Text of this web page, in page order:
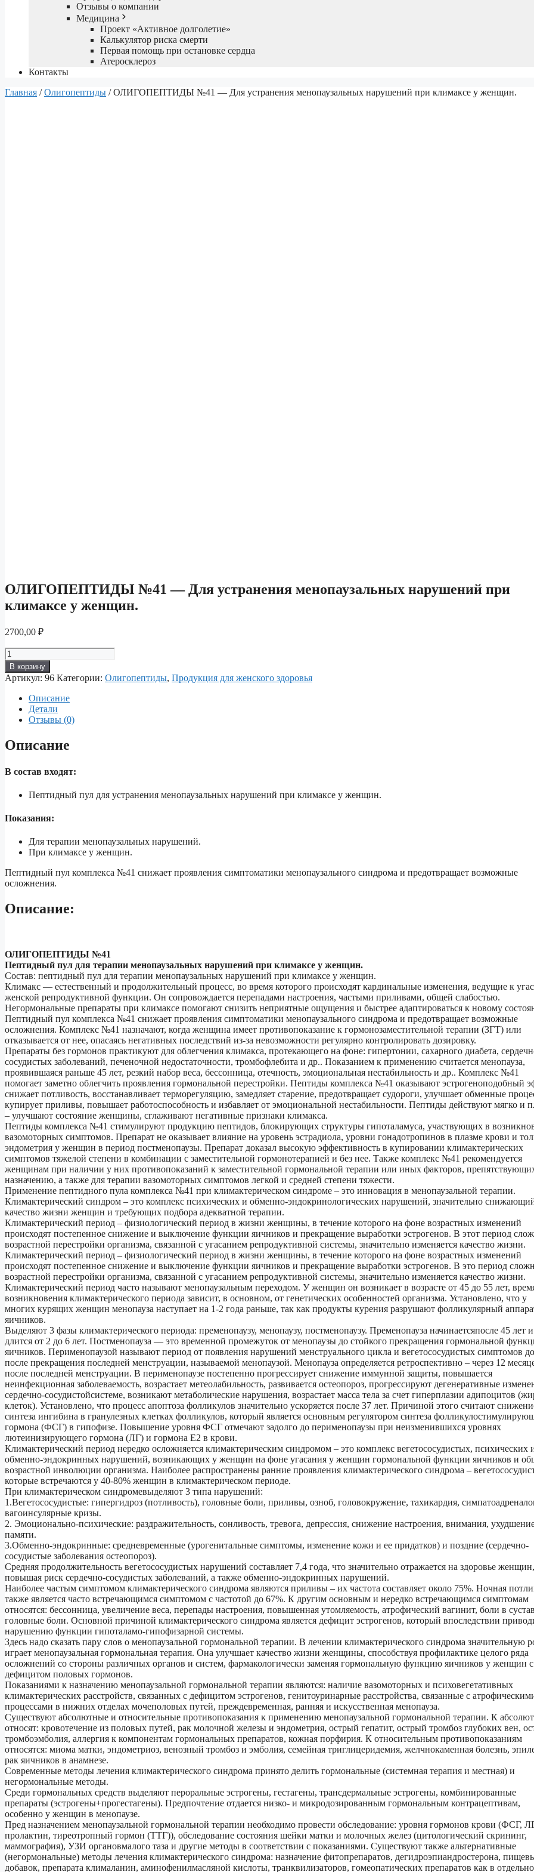
Отзывы о компании
Медицина
Проект «Активное долголетие»
Калькулятор риска смерти
Первая помощь при остановке сердца
Атеросклероз
Контакты
Главная /Олигопептиды / ОЛИГОПЕПТИДЫ №41 — Для устранения менопаузальных нарушений при климаксе у женщин.
ОЛИГОПЕПТИДЫ №41 — Для устранения менопаузальных нарушений при
климаксе у женщин.
2700,00 ₽
Количество
товара
ОЛИГОПЕПТИДЫ
№41
Для
устранения
менопаузальных
нарушений
при
у
В корзину
Артикул: 96 Категории: Олигопептиды, Продукция для женского здоровья
Описание
Детали
Отзывы (0)
Описание
В состав входят:
Пептидный пул для устранения менопаузальных нарушений при климаксе у женщин.
Показания:
Для терапии менопаузальных нарушений.
При климаксе у женщин.
Пептидный пул комплекса №41 снижает проявления симптоматики менопаузального синдрома и предотвращает возможные
осложнения.
Описание:
ОЛИГОПЕПТИДЫ №41
Пептидный пул для терапии менопаузальных нарушений при климаксе у женщин.
Состав: пептидный пул для терапии менопаузальных нарушений при климаксе у женщин.
Климакс — естественный и продолжительный процесс, во время которого происходят кардинальные изменения, ведущие к
женской репродуктивной функции. Он сопровождается перепадами настроения, частыми приливами, общей слабостью.
Негормональные препараты при климаксе помогают снизить неприятные ощущения и быстрее адаптироваться к новому
Пептидный пул комплекса №41 снижает проявления симптоматики менопаузального синдрома и предотвращает возможные
осложнения. Комплекс №41 назначают, когда женщина имеет противопоказание к гормонозаместительной терапии (ЗГТ) или
отказывается от нее, опасаясь негативных последствий из-за невозможности регулярно контролировать дозировку.
Препараты без гормонов практикуют для облегчения климакса, протекающего на фоне: гипертонии, сахарного диабета,
сосудистых заболеваний, печеночной недостаточности, тромбофлебита и др.. Показанием к применению считается менопауза,
проявившаяся раньше 45 лет, резкий набор веса, бессонница, отечность, эмоциональная нестабильность и др.. Комплекс №41
помогает заметно облегчить проявления гормональной перестройки. Пептиды комплекса №41 оказывают эстрогеноподобный
снижает потливость, восстанавливает терморегуляцию, замедляет старение, предотвращает судороги, улучшает обменные
купирует приливы, повышает работоспособность и избавляет от эмоциональной нестабильности. Пептиды действуют мягко и
– улучшают состояние женщины, сглаживают негативные признаки климакса.
Пептиды комплекса №41 стимулируют продукцию пептидов, блокирующих структуры гипоталамуса, участвующих в
вазомоторных симптомов. Препарат не оказывает влияние на уровень эстрадиола, уровни гонадотропинов в плазме крови и
эндометрия у женщин в период постменопаузы. Препарат доказал высокую эффективность в купировании климактерических
симптомов тяжелой степени в комбинации с заместительной гормонотерапией и без нее. Также комплекс №41 рекомендуется
женщинам при наличии у них противопоказаний к заместительной гормональной терапии или иных факторов,
назначению, а также для терапии вазомоторных симптомов легкой и средней степени тяжести.
Применение пептидного пула комплекса №41 при климактерическом синдроме – это инновация в менопаузальной терапии.
Климактерический синдром – это комплекс психических и обменно-эндокринологических нарушений, значительно
качество жизни женщин и требующих подбора адекватной терапии.
Климактерический период – физиологический период в жизни женщины, в течение которого на фоне возрастных изменений
происходят постепенное снижение и выключение функции яичников и прекращение выработки эстрогенов. В этот период
возрастной перестройки организма, связанной с угасанием репродуктивной системы, значительно изменяется качество жизни.
Климактерический период – физиологический период в жизни женщины, в течение которого на фоне возрастных изменений
происходят постепенное снижение и выключение функции яичников и прекращение выработки эстрогенов. В это период
возрастной перестройки организма, связанной с угасанием репродуктивной системы, значительно изменяется качество жизни.
Климактерический период часто называют менопаузальным переходом. У женщин он возникает в возрасте от 45 до 55 лет,
возникновения климактерического периода зависит, в основном, от генетических особенностей организма. Установлено, что у
многих курящих женщин менопауза наступает на 1-2 года раньше, так как продукты курения разрушают фолликулярный
яичников.
Выделяют 3 фазы климактерического периода: пременопаузу, менопаузу, постменопаузу. Пременопауза начинаетсяпосле 45 лет и
длится от 2 до 6 лет. Постменопауза — это временной промежуток от менопаузы до стойкого прекращения гормональной
яичников. Перименопаузой называют период от появления нарушений менструального цикла и вегетососудистых симптомов
после прекращения последней менструации, называемой менопаузой. Менопауза определяется ретроспективно – через 12
после последней менструации. В перименопаузе постепенно прогрессирует снижение иммунной защиты, повышается
неинфекционная заболеваемость, возрастает метеолабильность, развивается остеопороз, прогрессируют дегенеративные
сердечно-сосудистойсистеме, возникают метаболические нарушения, возрастает масса тела за счет гиперплазии адипоцитов
клеток). Установлено, что процесс апоптоза фолликулов значительно ускоряется после 37 лет. Причиной этого считают
синтеза ингибина в гранулезных клетках фолликулов, который является основным регулятором синтеза
гормона (ФСГ) в гипофизе. Повышение уровня ФСГ отмечают задолго до перименопаузы при неизменившихся уровнях
лютеинизирующего гормона (ЛГ) и гормона Е2 в крови.
Климактерический период нередко осложняется климактерическим синдромом – это комплекс вегетососудистых, психических
обменно-эндокринных нарушений, возникающих у женщин на фоне угасания у женщин гормональной функции яичников и
возрастной инволюции организма. Наиболее распространены ранние проявления климактерического синдрома –
которые встречаются у 40-80% женщин в климактерическом периоде.
При климактерическом синдромевыделяют 3 типа нарушений:
1.Вегетососудистые: гипергидроз (потливость), головные боли, приливы, озноб, головокружение, тахикардия,
вагоинсулярные кризы.
2. Эмоционально-психические: раздражительность, сонливость, тревога, депрессия, снижение настроения, внимания,
памяти.
3.Обменно-эндокринные: средневременные (урогенитальные симптомы, изменение кожи и ее придатков) и поздние (сердечно-
сосудистые заболевания остеопороз).
Средняя продолжительность вегетососудистых нарушений составляет 7,4 года, что значительно отражается на здоровье женщин,
повышая риск сердечно-сосудистых заболеваний, а также обменно-эндокринных нарушений.
Наиболее частым симптомом климактерического синдрома являются приливы – их частота составляет около 75%. Ночная
также является часто встречающимся симптомом с частотой до 67%. К другим основным и нередко встречающимся симптомам
относятся: бессонница, увеличение веса, перепады настроения, повышенная утомляемость, атрофический вагинит, боли в
головные боли. Основной причиной климактерического синдрома является дефицит эстрогенов, который впоследствии
нарушению функции гипоталамо-гипофизарной системы.
Здесь надо сказать пару слов о менопаузальной гормональной терапии. В лечении климактерического синдрома значительную
играет менопаузальная гормональная терапия. Она улучшает качество жизни женщины, способствуя профилактике целого ряда
осложнений со стороны различных органов и систем, фармакологически заменяя гормональную функцию яичников у женщин с
дефицитом половых гормонов.
Показаниями к назначению менопаузальной гормональной терапии являются: наличие вазомоторных и психовегетативных
климактерических расстройств, связанных с дефицитом эстрогенов, генитоуринарные расстройства, связанные с
процессами в нижних отделах мочеполовых путей, преждевременная, ранняя и искусственная менопауза.
Существуют абсолютные и относительные противопоказания к применению менопаузальной гормональной терапии. К
относят: кровотечение из половых путей, рак молочной железы и эндометрия, острый гепатит, острый тромбоз глубоких вен,
тромбоэмболия, аллергия к компонентам гормональных препаратов, кожная порфирия. К относительным противопоказаниям
относятся: миома матки, эндометриоз, венозный тромбоз и эмболия, семейная триглицеридемия, желчнокаменная болезнь,
рак яичников в анамнезе.
Современные методы лечения климактерического синдрома принято делить гормональные (системная терапия и местная) и
негормональные методы.
Среди гормональных средств выделяют пероральные эстрогены, гестагены, трансдермальные эстрогены, комбинированные
препараты (эстрогены+прогестагены). Предпочтение отдается низко- и микродозированным гормональным контрацептивам,
особенно у женщин в менопаузе.
Пред назначением менопаузальной гормональной терапии необходимо провести обследование: уровня гормонов крови (ФСГ,
пролактин, тиреотропный гормон (ТТГ)), обследование состояния шейки матки и молочных желез (цитологический скрининг,
маммография), УЗИ органовмалого таза и другие методы в соответствии с показаниями. Существуют также альтернативные
(негормональные) методы лечения климактерического синдрома: назначение фитопрепаратов, дегидроэпиандростерона,
добавок, препарата клималанин, аминофенилмасляной кислоты, транквилизаторов, гомеопатических препаратов как в